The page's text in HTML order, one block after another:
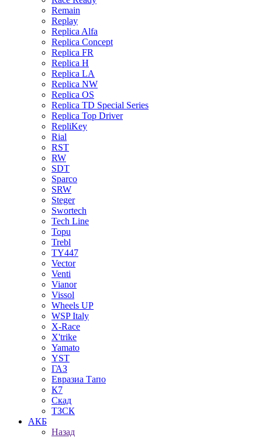
Remain
Replay
Replica Alfa
Replica Concept
Replica FR
Replica H
Replica LA
Replica NW
Replica OS
Replica TD Special Series
Replica Top Driver
RepliKey
Rial
RST
RW
SDT
Sparco
SRW
Steger
Swortech
Tech Line
Topu
Trebl
TY447
Vector
Venti
Vianor
Vissol
Wheels UP
WSP Italy
X-Race
X'trike
Yamato
YST
ГАЗ
Евразиа Тапо
К7
Скад
ТЗСК
АКБ
Назад